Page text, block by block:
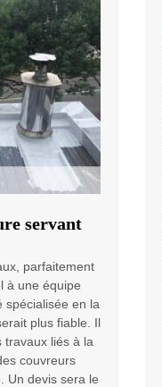
servant
parfaitement
à une équipe
spécialisée en la
plus fiable. Il
travaux liés à la
couvreurs
Un devis sera le